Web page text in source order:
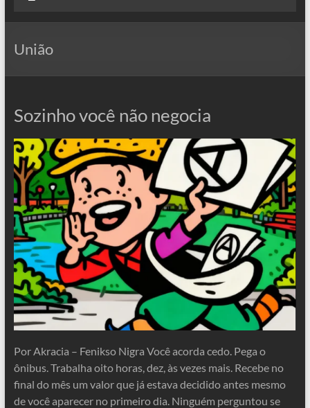
União
Sozinho você não negocia
Por Akracia – Fenikso Nigra Você acorda cedo. Pega o
ônibus. Trabalha oito horas, dez, às vezes mais. Recebe no
final do mês um valor que já estava decidido antes mesmo
de você aparecer no primeiro dia. Ninguém perguntou se